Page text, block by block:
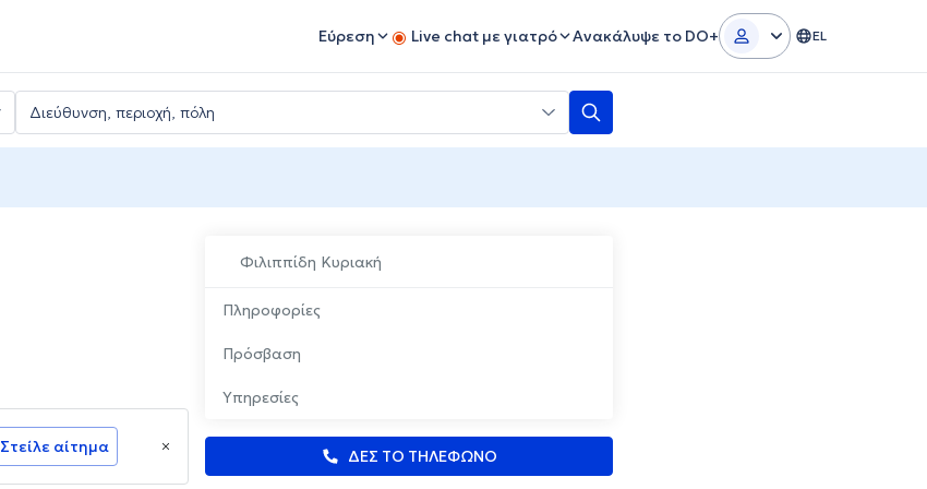
Εύρεση Live chat με γιατρό Ανακάλυψε το DO+ EL
Φιλιππίδη Κυριακή
Πληροφορίες
Πρόσβαση
Υπηρεσίες
ΔΕΣ ΤΟ ΤΗΛΕΦΩΝΟ
Στείλε αίτημα